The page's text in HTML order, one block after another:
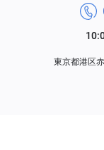
東京都港区